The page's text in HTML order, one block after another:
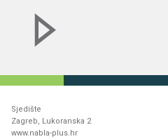
Sjedište
Zagreb, Lukoranska 2
www.nabla-plus.hr